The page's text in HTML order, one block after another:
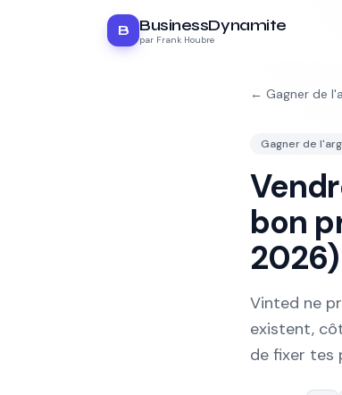
B BusinessDynamite
par Frank Houbre
← Gagner de
Gagner de
bon
2026)
Vinted ne
existent,
de fixer tes